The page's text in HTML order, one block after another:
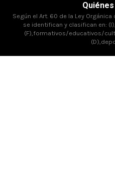
Según el Art. 60 de la Ley
se identifican y clasifican en:
(F),formativos/educativos/